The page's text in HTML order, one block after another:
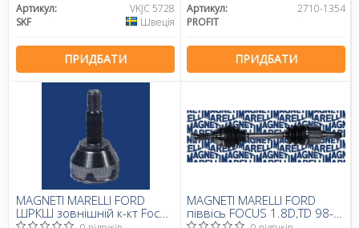
Артикул:
VKJC 5728
SKF
Швеція
ПРИДБАТИ
Артикул:
2710-1354
PROFIT
ПРИДБАТИ
MAGNETI MARELLI FORD
ШРКШ зовнішній к-кт Focus
MAGNETI MARELLI FORD
піввісь FOCUS 1.8D,TD 98-